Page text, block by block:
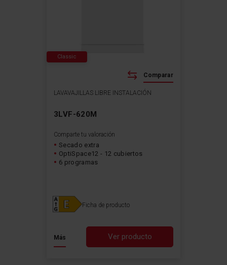
LAVAVAJILLAS LIBRE INSTALACIÓN
3LVF-620M
Ver producto
Más
Comparte tu valoración
Secado extra
OptiSpace12 - 12 cubiertos
6 programas
Ficha de producto
Comparar
Classic